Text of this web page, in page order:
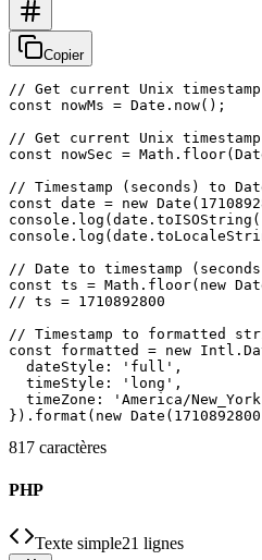
Copier
// Get current Unix
const nowMs = Date.now();
// Get current Unix
const nowSec =
// Timestamp (seconds) to
const date = new
// Date to timestamp
const ts = Math.floor(new
// ts = 1710892800
// Timestamp to formatted
const formatted = new
  dateStyle: 'full',
  timeStyle: 'long',
timeZone: 'America/
817 caractères
PHP
Texte simple21 lignes